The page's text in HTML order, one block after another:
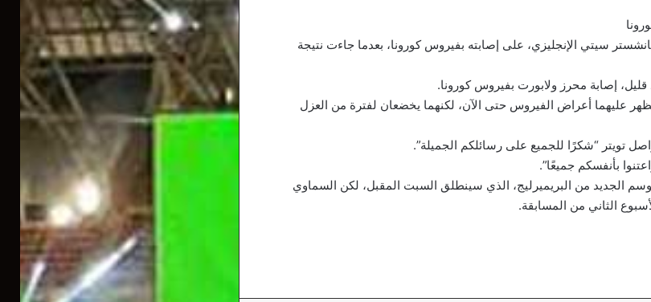
سيتي الإنجليزي، على إصابته بفيروس كورونا، بعدما جاءت نتيجة
إصابة محرز ولابورت بفيروس كورونا.
عليهما أعراض الفيروس حتى الآن، لكنهما يخضعان لفترة من العزل
تويتر “شكرًا للجميع على رسائلكم الجميلة”.
بأنفسكم جميعًا”.
الجديد من البريميرليج، الذي سينطلق السبت المقبل، لكن السماوي
الثاني من المسابقة.